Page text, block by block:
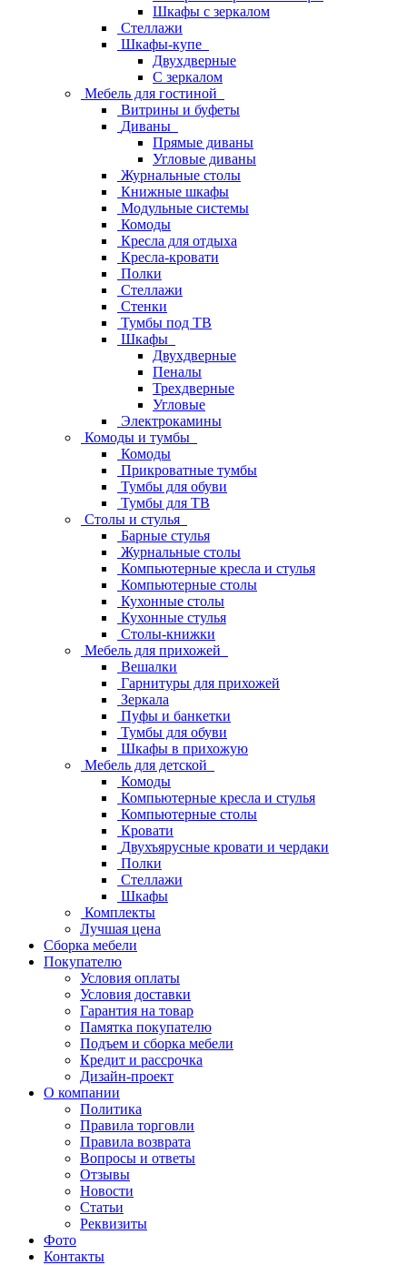
Шкафы с зеркалом
Стеллажи
Шкафы-купе
Двухдверные
С зеркалом
Мебель для гостиной
Витрины и буфеты
Диваны
Прямые диваны
Угловые диваны
Журнальные столы
Книжные шкафы
Модульные системы
Комоды
Кресла для отдыха
Кресла-кровати
Полки
Стеллажи
Стенки
Тумбы под ТВ
Шкафы
Двухдверные
Пеналы
Трехдверные
Угловые
Электрокамины
Комоды и тумбы
Комоды
Прикроватные тумбы
Тумбы для обуви
Тумбы для ТВ
Столы и стулья
Барные стулья
Журнальные столы
Компьютерные кресла и стулья
Компьютерные столы
Кухонные столы
Кухонные стулья
Столы-книжки
Мебель для прихожей
Вешалки
Гарнитуры для прихожей
Зеркала
Пуфы и банкетки
Тумбы для обуви
Шкафы в прихожую
Мебель для детской
Комоды
Компьютерные кресла и стулья
Компьютерные столы
Кровати
Двухъярусные кровати и чердаки
Полки
Стеллажи
Шкафы
Комплекты
Лучшая цена
Сборка мебели
Покупателю
Условия оплаты
Условия доставки
Гарантия на товар
Памятка покупателю
Подъем и сборка мебели
Кредит и рассрочка
Дизайн-проект
О компании
Политика
Правила торговли
Правила возврата
Вопросы и ответы
Отзывы
Новости
Статьи
Реквизиты
Фото
Контакты